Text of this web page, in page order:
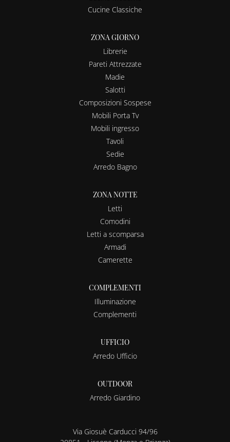
Cucine Classiche
ZONA GIORNO
Librerie
Pareti Attrezzate
Madie
Salotti
Composizioni Sospese
Mobili Porta Tv
Mobili ingresso
Tavoli
Sedie
Arredo Bagno
ZONA NOTTE
Letti
Comodini
Letti a scomparsa
Armadi
Camerette
COMPLEMENTI
Illuminazione
Complementi
UFFICIO
Arredo Ufficio
OUTDOOR
Arredo Giardino
Via Giosuè Carducci 94/96